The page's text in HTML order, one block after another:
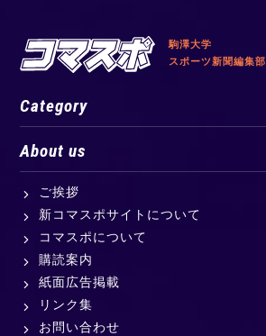
駒澤大学
スポーツ新聞編集部
Category
About us
ご挨拶
新コマスポサイトについて
コマスポについて
購読案内
紙面広告掲載
リンク集
お問い合わせ